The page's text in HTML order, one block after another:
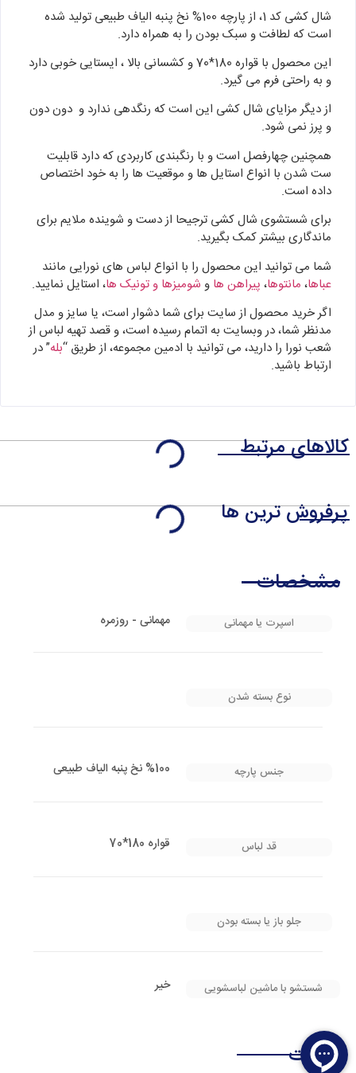
شال کشی کد 1، از پارچه 100% نخ پنبه الیاف طبیعی تولید شده
است که لطافت و سبک بودن را به همراه دارد.
این محصول با قواره 180*70 و کشسانی بالا ، ایستایی خوبی دارد
و به راحتی فرم می گیرد.
از دیگر مزایای شال کشی این است که رنگدهی ندارد و دون دون
و پرز نمی شود.
همچنین چهارفصل است و با رنگبندی کاربردی که دارد قابلیت
ست شدن با انواع استایل ها و موقعیت ها را به خود اختصاص
داده است.
برای شستشوی شال کشی ترجیحا از دست و شوینده ملایم برای
ماندگاری بیشتر کمک بگیرید.
شما می توانید این محصول را با انواع لباس های نورایی مانند
عباها، مانتوها، پیراهن ها و شومیزها و تونیک ها، استایل نمایید.
اگر خرید محصول از سایت برای شما دشوار است، یا سایز و مدل
مدنظر شما، در وبسایت به اتمام رسیده است، و قصد تهیه لباس از
شعب نورا را دارید، می توانید با ادمین مجموعه، از طریق “بله” در
ارتباط باشید.
کالاهای مرتبط
پرفروش ترین ها
مشخصات
اسپرت یا مهمانی مهمانی - روزمره
نوع بسته شدن
جنس پارچه %100 نخ پنبه الیاف طبیعی
قد لباس قواره 180*70
جلو باز یا بسته بودن
شستشو با ماشین لباسشویی خیر
نظرات